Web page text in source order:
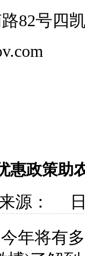
82号四
惠政策助
源： 日
年将有